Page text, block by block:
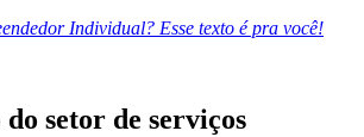
Individual? Esse texto é pra você!
setor de serviços